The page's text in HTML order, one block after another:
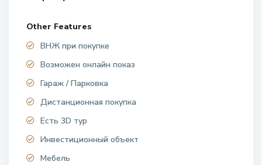
Other Features
ВНЖ при покупке
Возможен онлайн показ
Гараж / Парковка
Дистанционная покупка
Есть 3D тур
Инвестиционный объект
Мебель